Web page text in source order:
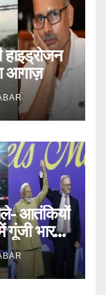
आगाज़
आतंकियों
गूंजी भारत